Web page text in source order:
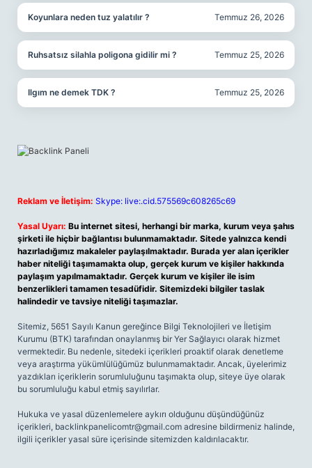
Koyunlara neden tuz yalatılır ? Temmuz 26, 2026
Ruhsatsız silahla poligona gidilir mi ? Temmuz 25, 2026
Ilgım ne demek TDK ? Temmuz 25, 2026
Reklam ve İletişim: Skype: live:.cid.575569c608265c69
Yasal Uyarı: Bu internet sitesi, herhangi bir marka, kurum veya şahıs
şirketi ile hiçbir bağlantısı bulunmamaktadır. Sitede yalnızca kendi
hazırladığımız makaleler paylaşılmaktadır. Burada yer alan içerikler
haber niteliği taşımamakta olup, gerçek kurum ve kişiler hakkında
paylaşım yapılmamaktadır. Gerçek kurum ve kişiler ile isim
benzerlikleri tamamen tesadüfidir. Sitemizdeki bilgiler taslak
halindedir ve tavsiye niteliği taşımazlar.
Sitemiz, 5651 Sayılı Kanun gereğince Bilgi Teknolojileri ve İletişim
Kurumu (BTK) tarafından onaylanmış bir Yer Sağlayıcı olarak hizmet
vermektedir. Bu nedenle, sitedeki içerikleri proaktif olarak denetleme
veya araştırma yükümlülüğümüz bulunmamaktadır. Ancak, üyelerimiz
yazdıkları içeriklerin sorumluluğunu taşımakta olup, siteye üye olarak
bu sorumluluğu kabul etmiş sayılırlar.
Hukuka ve yasal düzenlemelere aykırı olduğunu düşündüğünüz
içerikleri, backlinkpanelicomtr@gmail.com adresine bildirmeniz halinde,
ilgili içerikler yasal süre içerisinde sitemizden kaldırılacaktır.